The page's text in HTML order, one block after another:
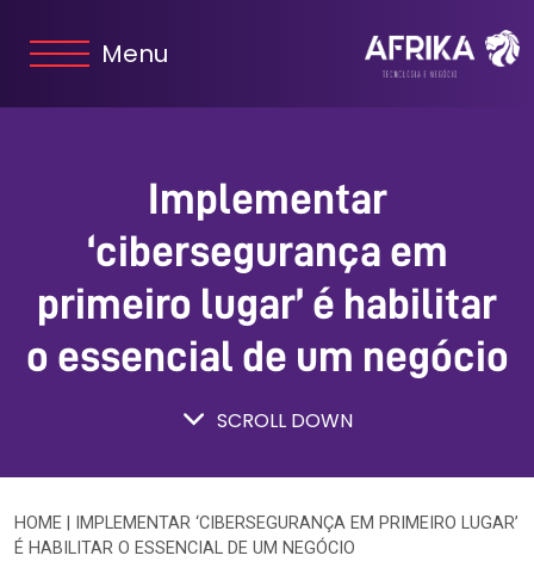
Menu
Implementar
‘cibersegurança em
primeiro lugar’ é habilitar
o essencial de um negócio
SCROLL DOWN
HOME
IMPLEMENTAR ‘CIBERSEGURANÇA EM PRIMEIRO LUGAR’
É HABILITAR O ESSENCIAL DE UM NEGÓCIO